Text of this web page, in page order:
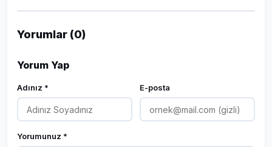
Yorumlar (0)
Yorum Yap
Adınız * E-posta
Yorumunuz *